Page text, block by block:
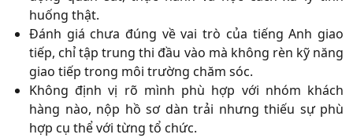
huống thật.
Đánh giá chưa đúng về vai trò của tiếng Anh giao
tiếp, chỉ tập trung thi đầu vào mà không rèn kỹ năng
giao tiếp trong môi trường chăm sóc.
Không định vị rõ mình phù hợp với nhóm khách
hàng nào, nộp hồ sơ dàn trải nhưng thiếu sự phù
hợp cụ thể với từng tổ chức.